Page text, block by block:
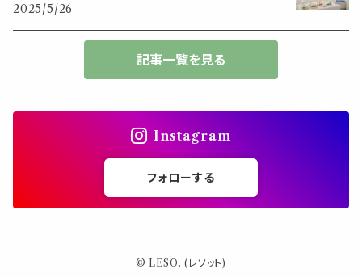
ダブルクリップ・その他
2025/5/26
記事一覧を見る
Instagram
フォローする
© LESO. (レソット)